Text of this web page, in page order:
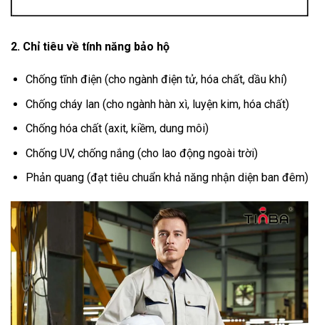
2. Chỉ tiêu về tính năng bảo hộ
Chống tĩnh điện (cho ngành điện tử, hóa chất, dầu khí)
Chống cháy lan (cho ngành hàn xì, luyện kim, hóa chất)
Chống hóa chất (axit, kiềm, dung môi)
Chống UV, chống nắng (cho lao động ngoài trời)
Phản quang (đạt tiêu chuẩn khả năng nhận diện ban đêm)